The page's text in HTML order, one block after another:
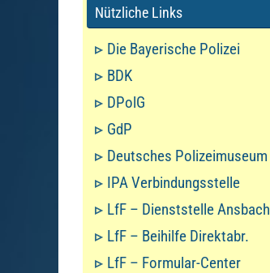
Nützliche Links
Die Bayerische Polizei
BDK
DPolG
GdP
Deutsches Polizeimuseum
IPA Verbindungsstelle
LfF – Dienststelle Ansbach
LfF – Beihilfe Direktabr.
LfF – Formular-Center